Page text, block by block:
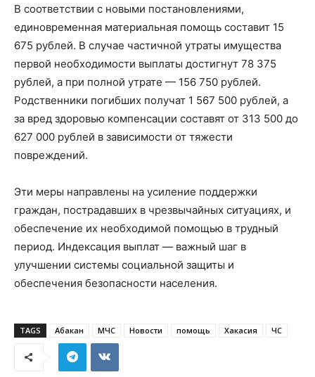
В соответствии с новыми постановлениями,
единовременная материальная помощь составит 15
675 рублей. В случае частичной утраты имущества
первой необходимости выплаты достигнут 78 375
рублей, а при полной утрате — 156 750 рублей.
Родственники погибших получат 1 567 500 рублей, а
за вред здоровью компенсации составят от 313 500 до
627 000 рублей в зависимости от тяжести
повреждений.
Эти меры направлены на усиление поддержки
граждан, пострадавших в чрезвычайных ситуациях, и
обеспечение их необходимой помощью в трудный
период. Индексация выплат — важный шаг в
улучшении системы социальной защиты и
обеспечения безопасности населения.
TAGS Абакан МЧС Новости помощь Хакасия ЧС